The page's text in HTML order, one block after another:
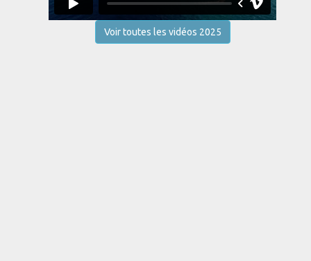
Voir toutes les vidéos 2025